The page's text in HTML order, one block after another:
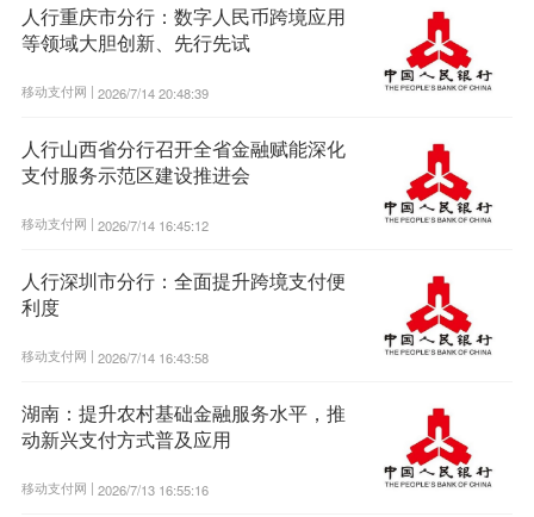
人行重庆市分行：数字人民币跨境应用
等领域大胆创新、先行先试
移动支付网 | 2026/7/14 20:48:39
人行山西省分行召开全省金融赋能深化
支付服务示范区建设推进会
移动支付网 | 2026/7/14 16:45:12
人行深圳市分行：全面提升跨境支付便
利度
移动支付网 | 2026/7/14 16:43:58
湖南：提升农村基础金融服务水平，推
动新兴支付方式普及应用
移动支付网 | 2026/7/13 16:55:16